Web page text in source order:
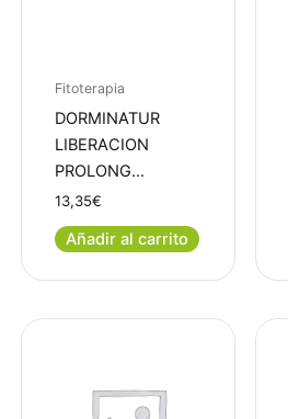
Fitoterapia
DORMINATUR
LIBERACION
PROLONG…
13,35€
Añadir al carrito